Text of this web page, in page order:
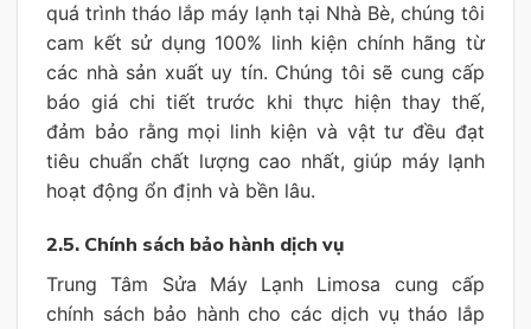
quá trình tháo lắp máy lạnh tại Nhà Bè, chúng tôi
cam kết sử dụng 100% linh kiện chính hãng từ
các nhà sản xuất uy tín. Chúng tôi sẽ cung cấp
báo giá chi tiết trước khi thực hiện thay thế,
đảm bảo rằng mọi linh kiện và vật tư đều đạt
tiêu chuẩn chất lượng cao nhất, giúp máy lạnh
hoạt động ổn định và bền lâu.
2.5. Chính sách bảo hành dịch vụ
Trung Tâm Sửa Máy Lạnh Limosa cung cấp
chính sách bảo hành cho các dịch vụ tháo lắp